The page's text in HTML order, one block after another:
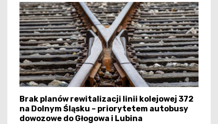
Brak planów rewitalizacji linii kolejowej 372
na Dolnym Śląsku – priorytetem autobusy
dowozowe do Głogowa i Lubina